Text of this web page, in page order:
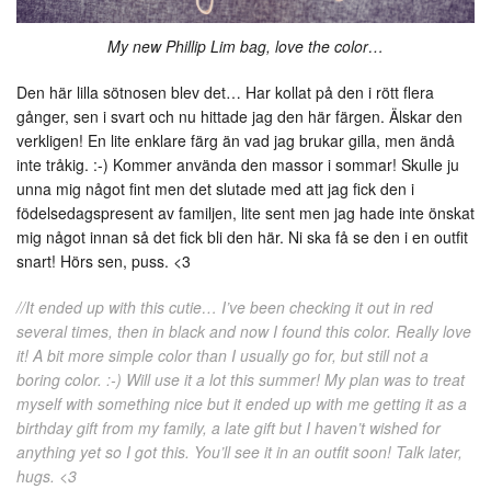
My new Phillip Lim bag, love the color…
Den här lilla sötnosen blev det… Har kollat på den i rött flera
gånger, sen i svart och nu hittade jag den här färgen. Älskar den
verkligen! En lite enklare färg än vad jag brukar gilla, men ändå
inte tråkig. :-) Kommer använda den massor i sommar! Skulle ju
unna mig något fint men det slutade med att jag fick den i
födelsedagspresent av familjen, lite sent men jag hade inte önskat
mig något innan så det fick bli den här. Ni ska få se den i en outfit
snart! Hörs sen, puss. <3
//It ended up with this cutie… I’ve been checking it out in red
several times, then in black and now I found this color. Really love
it! A bit more simple color than I usually go for, but still not a
boring color. :-) Will use it a lot this summer! My plan was to treat
myself with something nice but it ended up with me getting it as a
birthday gift from my family, a late gift but I haven’t wished for
anything yet so I got this. You’ll see it in an outfit soon! Talk later,
hugs. <3